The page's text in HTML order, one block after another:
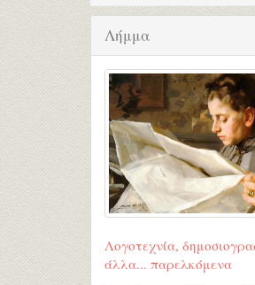
Λήμμα
Λογοτεχνία,
άλλα... παρελκόμενα